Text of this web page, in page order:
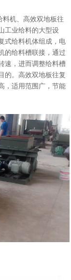
料机、高效双地板往
工业给料的大型设
式给料机体组成，电
的给料槽联接，通过
速，进而调整给料槽
的。高效双地板往复
，适用范围广，节能